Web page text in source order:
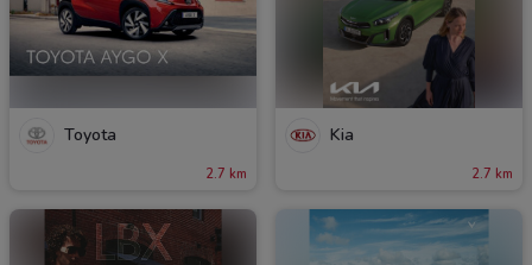
Toyota
2.7 km
Kia
2.7 km